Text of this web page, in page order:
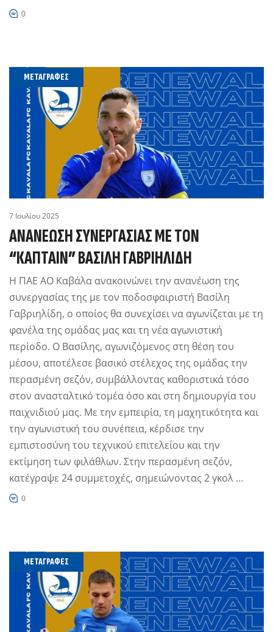
0
ΜΕΤΑΓΡΑΦΈΣ
7 Ιουλίου 2025
ΑΝΑΝΕΩΣΗ ΣΥΝΕΡΓΑΣΙΑΣ ΜΕ ΤΟΝ
“ΚΑΠΤΑΙΝ” ΒΑΣΙΛΗ ΓΑΒΡΙΗΛΙΔΗ
Η ΠΑΕ ΑΟ Καβάλα ανακοινώνει την ανανέωση της
συνεργασίας της με τον ποδοσφαιριστή Βασίλη
Γαβριηλίδη, ο οποίος θα συνεχίσει να αγωνίζεται με τη
φανέλα της ομάδας μας και τη νέα αγωνιστική
περίοδο. Ο Βασίλης, αγωνιζόμενος στη θέση του
μέσου, αποτέλεσε βασικό στέλεχος της ομάδας την
περασμένη σεζόν, συμβάλλοντας καθοριστικά τόσο
στον ανασταλτικό τομέα όσο και στη δημιουργία του
παιχνιδιού μας. Με την εμπειρία, τη μαχητικότητα και
την αγωνιστική του συνέπεια, κέρδισε την
εμπιστοσύνη του τεχνικού επιτελείου και την
εκτίμηση των φιλάθλων. Στην περασμένη σεζόν,
κατέγραψε 24 συμμετοχές, σημειώνοντας 2 γκολ …
0
ΜΕΤΑΓΡΑΦΈΣ